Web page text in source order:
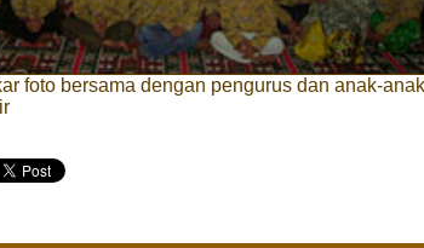
foto bersama dengan pengurus dan anak-